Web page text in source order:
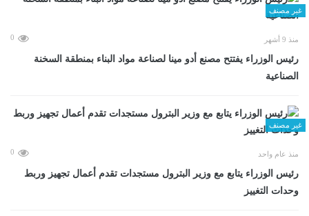
غير مصنف
منذ 9 أشهر 0
رئيس الوزراء يفتتح مصنع أدو مينا لصناعة مواد البناء بمنطقة السخنة
الصناعية
غير مصنف
منذ عام واحد 0
رئيس الوزراء يتابع مع وزير البترول مستجدات تقدم أعمال تجهيز وربط
وحدات التغييز